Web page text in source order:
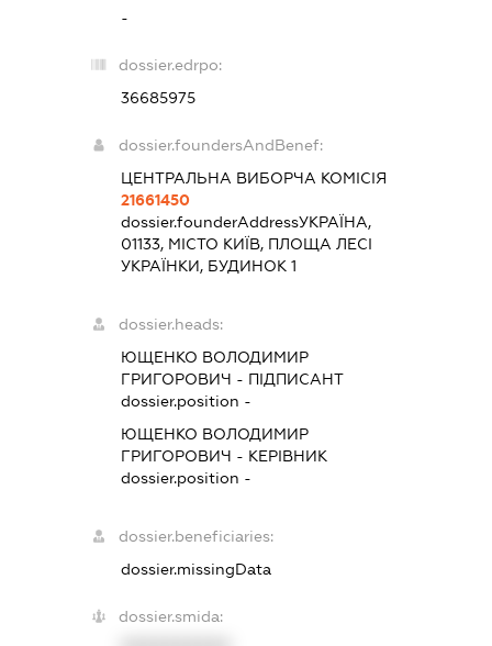
-
dossier.edrpo:
36685975
dossier.foundersAndBenef:
ЦЕНТРАЛЬНА ВИБОРЧА КОМІСІЯ
21661450
dossier.founderAddressУКРАЇНА,
01133, МІСТО КИЇВ, ПЛОЩА ЛЕСІ
УКРАЇНКИ, БУДИНОК 1
dossier.heads:
ЮЩЕНКО ВОЛОДИМИР
ГРИГОРОВИЧ - ПІДПИСАНТ
dossier.position -
ЮЩЕНКО ВОЛОДИМИР
ГРИГОРОВИЧ - КЕРІВНИК
dossier.position -
dossier.beneficiaries:
dossier.missingData
dossier.smida: